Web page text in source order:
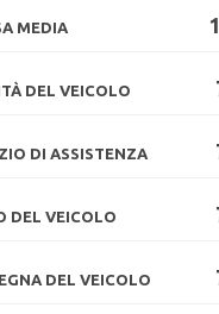
MEDIA
DEL VEICOLO
DI ASSISTENZA
DEL VEICOLO
DEL VEICOLO